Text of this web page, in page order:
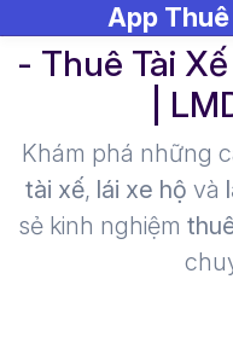
App
- Thuê Tài
|
Khám phá những
tài xế, lái xe hộ và
sẻ kinh nghiệm